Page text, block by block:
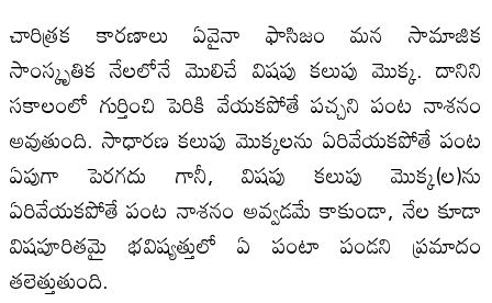
చారిత్రక కారణాలు ఏవైనా ఫాసిజం మన సామాజిక
సాంస్కృతిక నేలలోనే మొలిచే విషపు కలుపు మొక్క. దానిని
సకాలంలో గుర్తించి పెరికి వేయకపోతే పచ్చని పంట నాశనం
అవుతుంది. సాధారణ కలుపు మొక్కలను ఏరివేయకపోతే పంట
ఏపుగా పెరగదు గానీ, విషపు కలుపు మొక్క(ల)ను
ఏరివేయకపోతే పంట నాశనం అవ్వడమే కాకుండా, నేల కూడా
విషపూరితమై భవిష్యత్తులో ఏ పంటా పండని ప్రమాదం
తలెత్తుతుంది.